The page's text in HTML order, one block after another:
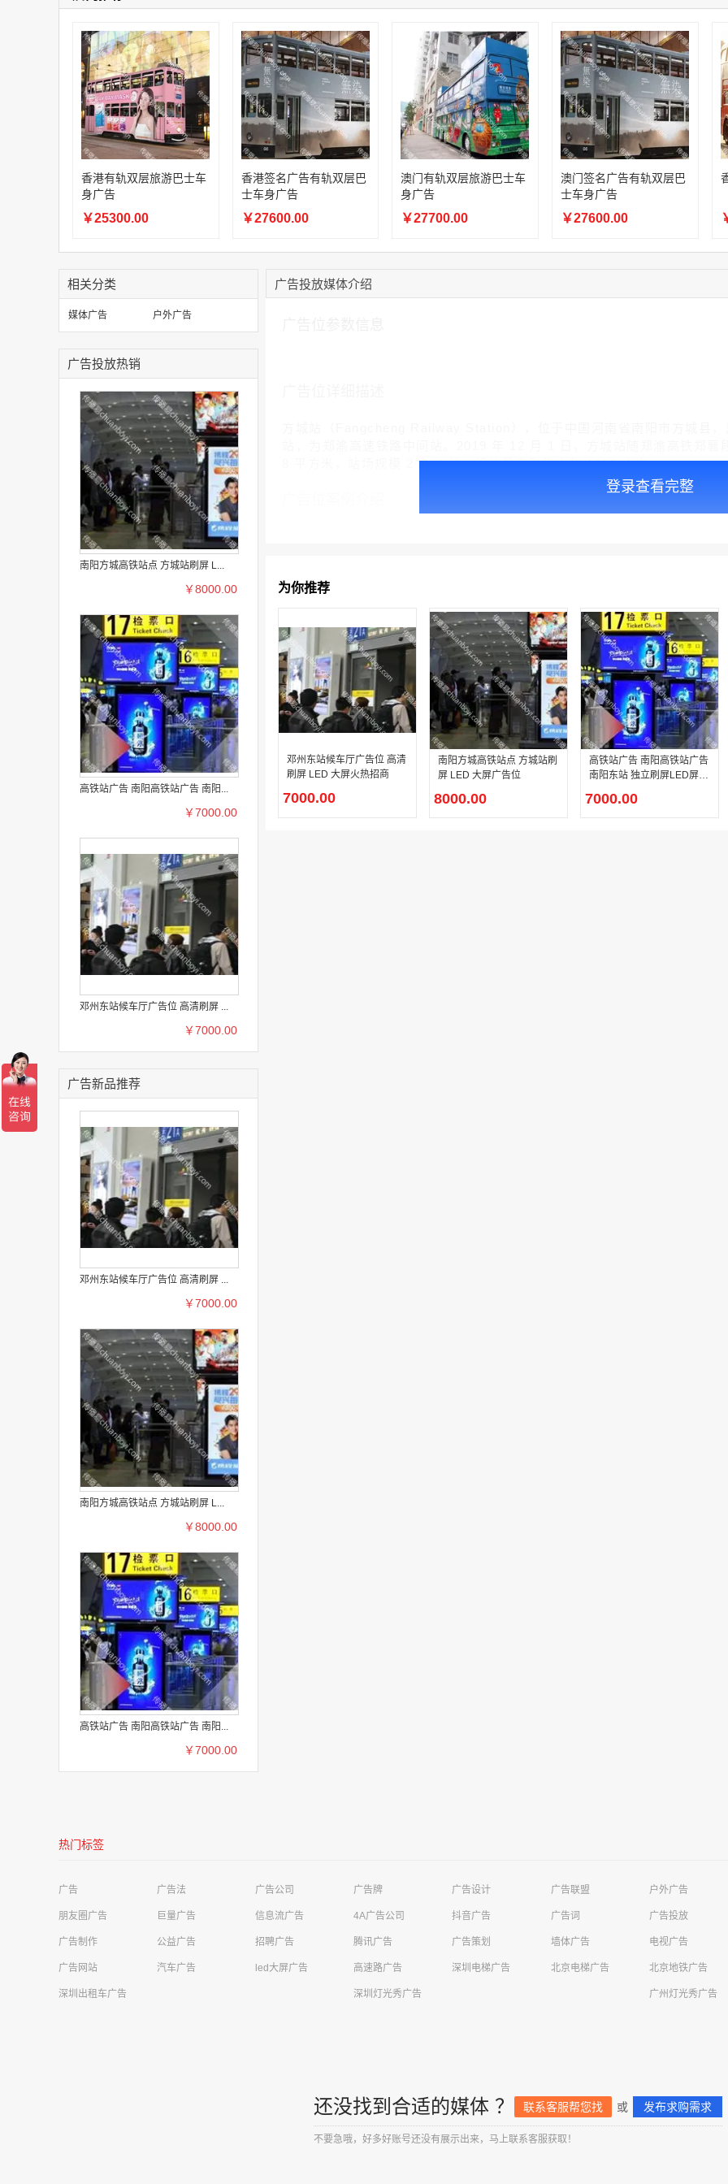
15:18:49 173****0620 联系了该媒体所在商
03:20:56 156****3374 联系了该媒体所在商
15:42:33 158****0746
联系了该媒体所在商
13:59:39 189****2617 联系了该媒体所在商
香港有轨双层旅游巴士车
身广告
￥25300.00
香港签名广告有轨双层巴
士车身广告
￥27600.00
澳门有轨双层旅游巴士车
身广告
￥27700.00
澳门签名广告有轨双层巴
士车身广告
￥27600.00
相关分类
媒体广告 户外广告
广告投放热销
南阳方城高铁站点 方城站刷屏 L...
￥8000.00
高铁站广告 南阳高铁站广告 南阳...
￥7000.00
邓州东站候车厅广告位 高清刷屏 ...
￥7000.00
广告新品推荐
邓州东站候车厅广告位 高清刷屏 ...
￥7000.00
南阳方城高铁站点 方城站刷屏 L...
￥8000.00
高铁站广告 南阳高铁站广告 南阳...
￥7000.00
广告投放媒体介绍
8 平方米，站场规模 2 台 4 线，设计最高聚集人数 1200 人次。
登录查看完整
为你推荐
邓州东站候车厅广告位 高清
刷屏 LED 大屏火热招商
7000.00
南阳方城高铁站点 方城站刷
屏 LED 大屏广告位
8000.00
高铁站广告 南阳高铁站广告
南阳东站 独立刷屏LED屏幕
7000.00
热门标签
广告 广告法 广告公司 广告牌 广告设计 广告联盟 户外广告
朋友圈广告 巨量广告 信息流广告 4A广告公司 抖音广告 广告词 广告投放
广告制作 公益广告 招聘广告 腾讯广告 广告策划 墙体广告 电视广告
广告网站 汽车广告 led大屏广告 高速路广告 深圳电梯广告 北京电梯广告 北京地铁广告
深圳出租车广告 深圳灯光秀广告 广州灯光秀广告
还没找到合适的媒体 ？ 联系客服帮您找 或 发布求购需求
不要急哦，好多好账号还没有展示出来，马上联系客服获取！
河源美年大健康管理公司华达健康体检中心需求